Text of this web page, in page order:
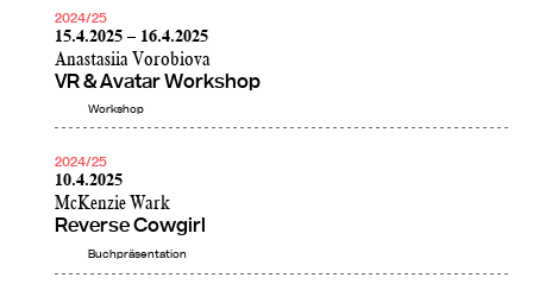
2024/25
15.4.2025 – 16.4.2025
Anastasiia Vorobiova
VR & Avatar Workshop
Workshop
2024/25
10.4.2025
McKenzie Wark
Reverse Cowgirl
Buchpräsentation